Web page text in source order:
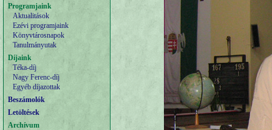
Programjaink
Aktualitások
Ezévi programjaink
Könyvtárosnapok
Tanulmányutak
Díjaink
Téka-díj
Nagy Ferenc-díj
Egyéb díjazottak
Beszámolók
Letöltések
Archívum